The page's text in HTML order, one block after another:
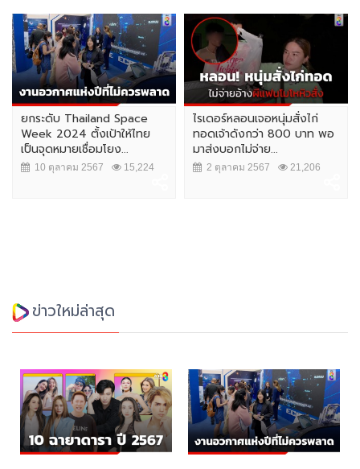
ยกระดับ Thailand Space
Week 2024 ตั้งเป้าให้ไทย
เป็นจุดหมายเชื่อมโยง...
10 ตุลาคม 2567 15,224
ไรเดอร์หลอนเจอหนุ่มสั่งไก่
ทอดเจ้าดังกว่า 800 บาท พอ
มาส่งบอกไม่จ่าย...
2 ตุลาคม 2567 21,206
ข่าวใหม่ล่าสุด